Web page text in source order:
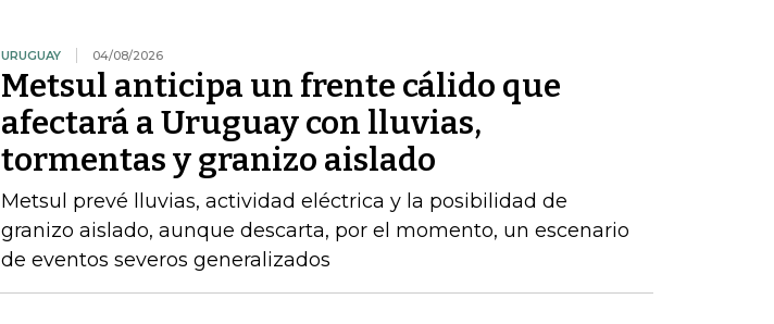
URUGUAY 04/08/2026
Metsul anticipa un frente cálido que
afectará a Uruguay con lluvias,
tormentas y granizo aislado
Metsul prevé lluvias, actividad eléctrica y la posibilidad de
granizo aislado, aunque descarta, por el momento, un escenario
de eventos severos generalizados